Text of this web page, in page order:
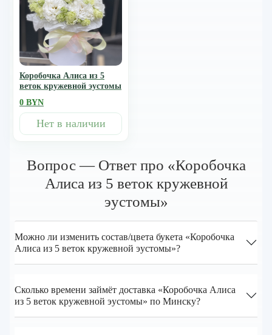
Коробочка Алиса из 5
веток кружевной эустомы
0 BYN
Нет в наличии
Вопрос — Ответ про «Коробочка
Алиса из 5 веток кружевной
эустомы»
Можно ли изменить состав/цвета букета «Коробочка
Алиса из 5 веток кружевной эустомы»?
Сколько времени займёт доставка «Коробочка Алиса
из 5 веток кружевной эустомы» по Минску?